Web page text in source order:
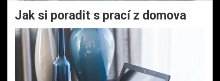
Jak si poradit s prací z domova